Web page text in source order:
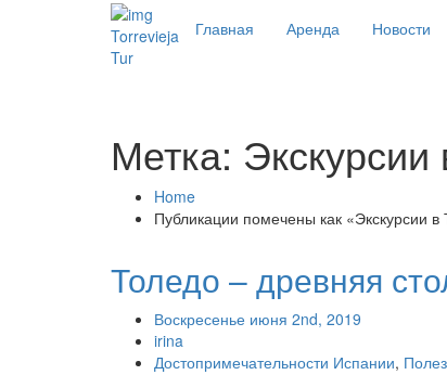
Torrevieja
Tur
Главная Аренда Новости
Метка: Экскурсии
Home
Публикации помечены как «Экскурсии в
Толедо – древняя
Воскресенье июня 2nd, 2019
irina
Достопримечательности Испании,